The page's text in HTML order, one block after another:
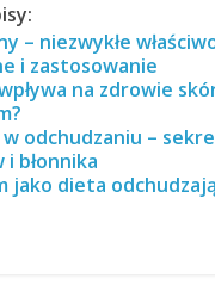
– niezwykłe
i zastosowanie
na zdrowie
odchudzaniu –
i błonnika
jako dieta